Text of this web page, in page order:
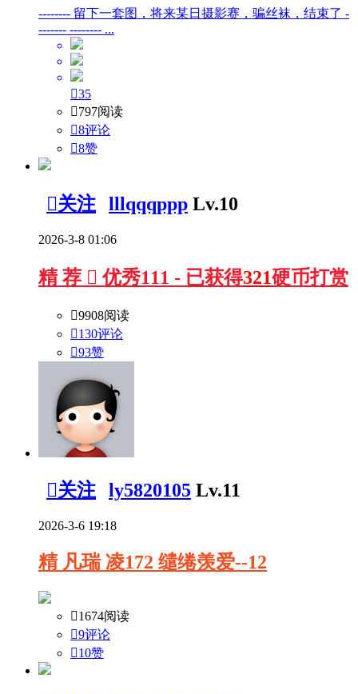
-------- 留下一套图，将来某日摄影赛，骗丝袜，结束了 -
------- -------- ...
35
797阅读
8评论
8赞
关注 lllqqqppp Lv.10
2026-3-8 01:06
精 荐  优秀111 - 已获得321硬币打赏
9908阅读
130评论
93赞
关注 ly5820105 Lv.11
2026-3-6 19:18
精凡瑞 凌172 缱绻羡爱--12
1674阅读
9评论
10赞